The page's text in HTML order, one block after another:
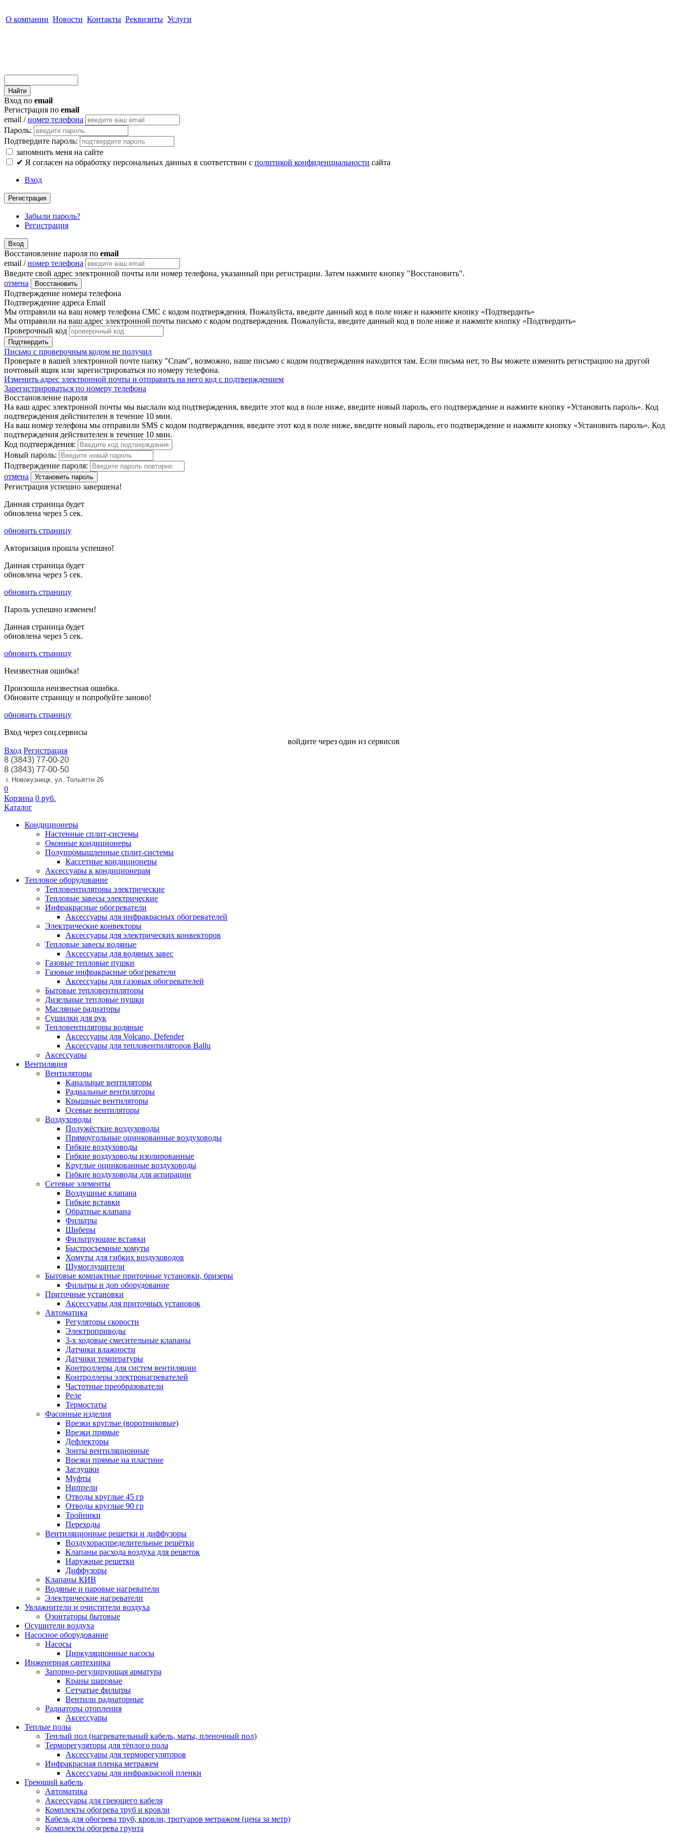
О компании Новости Контакты Реквизиты Услуги
Вход по email
Регистрация по email
email /номер телефона
Пароль:
Подтвердите пароль:
запомнить меня на сайте
✔ Я согласен на обработку персональных данных в соответствии с политикой конфиденциальности сайта
Вход
Регистрация
Забыли пароль?
Регистрация
Вход
Восстановление пароля по email
email /номер телефона
Введите свой адрес электронной почты или номер телефона, указанный при регистрации. Затем нажмите кнопку "Восстановить".
отмена
Восстановить
Подтверждение номера телефона
Подтверждение адреса Email
Мы отправили на ваш номер телефона СМС с кодом подтверждения. Пожалуйста, введите данный код в поле ниже и нажмите кнопку «Подтвердить»
Мы отправили на ваш адрес электронной почты письмо с кодом подтверждения. Пожалуйста, введите данный код в поле ниже и нажмите кнопку «Подтвердить»
Проверочный код
Подтвердить
Письмо с проверочным кодом не получил
Проверьте в вашей электронной почте папку "Спам", возможно, наше письмо с кодом подтверждения находится там. Если письма нет, то Вы можете изменить регистрацию на другой
почтовый ящик или зарегистрироваться по номеру телефона.
Изменить адрес электронной почты и отправить на него код с подтверждением
Зарегистрироваться по номеру телефона
Восстановление пароля
На ваш адрес электронной почты мы выслали код подтверждения, введите этот код в поле ниже, введите новый пароль, его подтверждение и нажмите кнопку «Установить пароль». Код
подтверждения действителен в течение 10 мин.
На ваш номер телефона мы отправили SMS с кодом подтверждения, введите этот код в поле ниже, введите новый пароль, его подтверждение и нажмите кнопку «Установить пароль». Код
подтверждения действителен в течение 10 мин.
Код подтверждения:
Новый пароль:
Подтверждение пароля:
отмена
Установить пароль
Регистрация успешно завершена!
Данная страница будет
обновлена через 5 сек.
обновить страницу
Авторизация прошла успешно!
Данная страница будет
обновлена через 5 сек.
обновить страницу
Пароль успешно изменен!
Данная страница будет
обновлена через 5 сек.
обновить страницу
Неизвестная ошибка!
Произошла неизвестная ошибка.
Обновите страницу и попробуйте заново!
обновить страницу
Вход через соц.сервисы
войдите через один из сервисов
Вход Регистрация
8 (3843) 77-00-20
8 (3843) 77-00-50
г. Новокузнецк, ул. Тольятти 26
0
Корзина 0 руб.
Каталог
Кондиционеры
Настенные сплит-системы
Оконные кондиционеры
Полупромышленные сплит-системы
Кассетные кондиционеры
Аксессуары к кондиционерам
Тепловое оборудование
Тепловентиляторы электрические
Тепловые завесы электрические
Инфракрасные обогреватели
Аксессуары для инфракрасных обогревателей
Электрические конвекторы
Аксессуары для электрических конвекторов
Тепловые завесы водяные
Аксессуары для водяных завес
Газовые тепловые пушки
Газовые инфракрасные обогреватели
Аксессуары для газовых обогревателей
Бытовые тепловентиляторы
Дизельные тепловые пушки
Масляные радиаторы
Сушилки для рук
Тепловентиляторы водяные
Аксессуары для Volcano, Defender
Аксессуары для тепловентиляторов Ballu
Аксессуары
Вентиляция
Вентиляторы
Канальные вентиляторы
Радиальные вентиляторы
Крышные вентиляторы
Осевые вентиляторы
Воздуховоды
Полужёсткие воздуховоды
Прямоугольные оцинкованные воздуховоды
Гибкие воздуховоды
Гибкие воздуховоды изолированные
Круглые оцинкованные воздуховоды
Гибкие воздуховоды для аспирации
Сетевые элементы
Воздушные клапана
Гибкие вставки
Обратные клапана
Фильтры
Шиберы
Фильтрующие вставки
Быстросъемные хомуты
Хомуты для гибких воздуховодов
Шумоглушители
Бытовые компактные приточные установки, бризеры
Фильтры и доп оборудование
Приточные установки
Аксессуары для приточных установок
Автоматика
Регуляторы скорости
Электроприводы
3-х ходовые смесительные клапаны
Датчики влажности
Датчики температуры
Контроллеры для систем вентиляции
Контроллеры электронагревателей
Частотные преобразователи
Реле
Термостаты
Фасонные изделия
Врезки круглые (воротниковые)
Врезки прямые
Дефлекторы
Зонты вентиляционные
Врезки прямые на пластине
Заглушки
Муфты
Ниппели
Отводы круглые 45 гр
Отводы круглые 90 гр
Тройники
Переходы
Вентиляционные решетки и диффузоры
Воздухораспределительные решётки
Клапаны расхода воздуха для решеток
Наружные решетки
Диффузоры
Клапаны КИВ
Водяные и паровые нагреватели
Электрические нагреватели
Увлажнители и очистители воздуха
Озонтаторы бытовые
Осушители воздуха
Насосное оборудование
Насосы
Циркуляционные насосы
Инженерная сантехника
Запорно-регулирующая арматура
Краны шаровые
Сетчатые фильтры
Вентили радиаторные
Радиаторы отопления
Аксессуары
Теплые полы
Теплый пол (нагревательный кабель, маты, пленочный пол)
Терморегуляторы для тёплого пола
Аксессуары для терморегуляторов
Инфракрасная пленка метражем
Аксессуары для инфракрасной пленки
Греющий кабель
Автоматика
Аксессуары для греющего кабеля
Комплекты обогрева труб и кровли
Кабель для обогрева труб, кровли, тротуаров метражом (цена за метр)
Комплекты обогрева грунта